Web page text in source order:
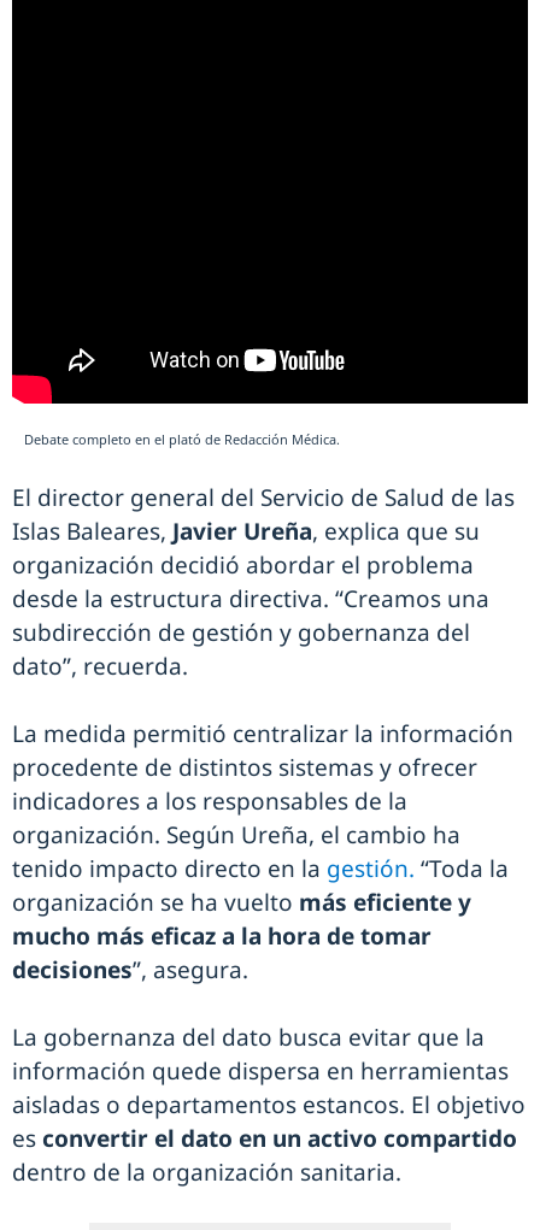
Debate completo en el plató de Redacción Médica.
El director general del Servicio de Salud de las
Islas Baleares, Javier Ureña, explica que su
organización decidió abordar el problema
desde la estructura directiva. “Creamos una
subdirección de gestión y gobernanza del
dato”, recuerda.
La medida permitió centralizar la información
procedente de distintos sistemas y ofrecer
indicadores a los responsables de la
organización. Según Ureña, el cambio ha
tenido impacto directo en la gestión. “Toda la
organización se ha vuelto más eficiente y
mucho más eficaz a la hora de tomar
decisiones”, asegura.
La gobernanza del dato busca evitar que la
información quede dispersa en herramientas
aisladas o departamentos estancos. El objetivo
es convertir el dato en un activo compartido
dentro de la organización sanitaria.